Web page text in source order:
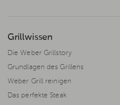
Grillwissen
Die Weber Grillstory
Grundlagen des Grillens
Weber Grill reinigen
Das perfekte Steak